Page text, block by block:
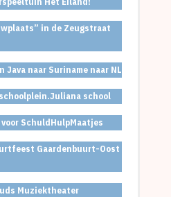
in de Zeugstraat
Java naar Suriname naar NL
school
SchuldHulpMaatjes
Gaardenbuurt-Oost
Muziektheater